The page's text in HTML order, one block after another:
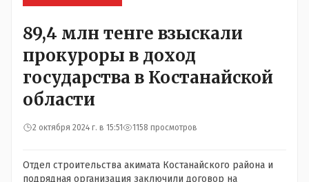
89,4 млн тенге взыскали
прокуроры в доход
государства в Костанайской
области
2 октября 2024 г. в 15:51 1158 просмотров
Отдел строительства акимата Костанайского района и
подрядная организация заключили договор на